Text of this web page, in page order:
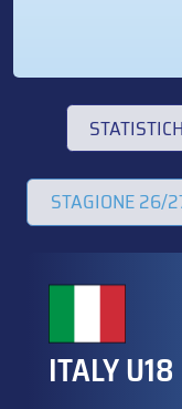
ITALY U18